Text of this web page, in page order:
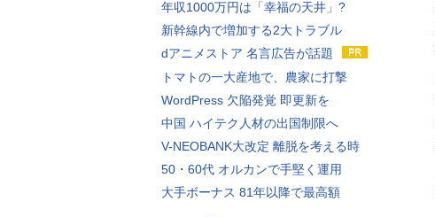
年収1000万円は「幸福の天井」?
新幹線内で増加する2大トラブル
dアニメストア 名言広告が話題
トマトの一大産地で、農家に打撃
WordPress 欠陥発覚 即更新を
中国 ハイテク人材の出国制限へ
V-NEOBANK大改定 離脱を考える時
50・60代 オルカンで手堅く運用
大手ボーナス 81年以降で最高額